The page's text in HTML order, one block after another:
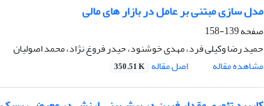
مدل سازی مبتنی بر عامل در بازار های مالی
صفحه139-158
حمید رضا وکیلی فرد، مهدی خوشنود، حیدر فروغ نژاد، محمد اصولیان
مشاهده مقاله
اصل مقاله 350.51 K